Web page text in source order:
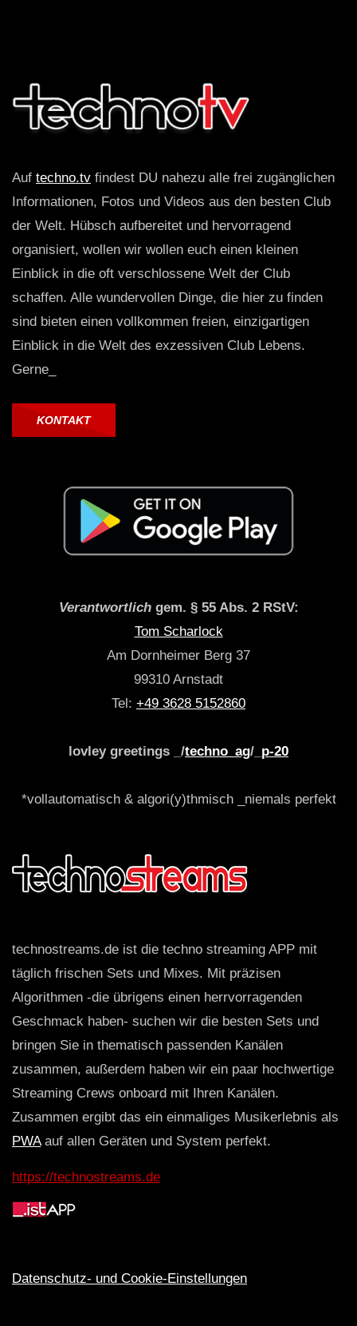
Auf techno.tv findest DU nahezu alle frei zugänglichen
Informationen, Fotos und Videos aus den besten Club
der Welt. Hübsch aufbereitet und hervorragend
organisiert, wollen wir wollen euch einen kleinen
Einblick in die oft verschlossene Welt der Club
schaffen. Alle wundervollen Dinge, die hier zu finden
sind bieten einen vollkommen freien, einzigartigen
Einblick in die Welt des exzessiven Club Lebens.
Gerne_
KONTAKT
Verantwortlichgem. § 55 Abs. 2 RStV:
Tom Scharlock
Am Dornheimer Berg 37
99310 Arnstadt
Tel: +49 3628 5152860
lovley greetings _/techno_ag/_ p-20
*vollautomatisch & algori(y)thmisch _niemals perfekt
technostreams.de ist die techno streaming APP mit
täglich frischen Sets und Mixes. Mit präzisen
Algorithmen -die übrigens einen herrvorragenden
Geschmack haben- suchen wir die besten Sets und
bringen Sie in thematisch passenden Kanälen
zusammen, außerdem haben wir ein paar hochwertige
Streaming Crews onboard mit Ihren Kanälen.
Zusammen ergibt das ein einmaliges Musikerlebnis als
PWAauf allen Geräten und System perfekt.
https://technostreams.de
Datenschutz- und Cookie-Einstellungen